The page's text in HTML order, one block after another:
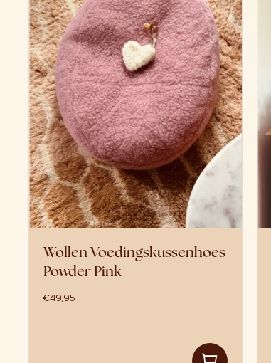
Wollen Voedingskussenhoes
Powder Pink
€49,95